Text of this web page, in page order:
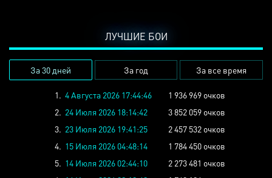
ЛУЧШИЕ БОИ
За 30 дней За год За все время
1. 4 Августа 2026 17:44:46
1 936 969 очков
2. 24 Июля 2026 18:14:42
3 852 059 очков
3. 23 Июля 2026 19:41:25
2 457 532 очков
4. 15 Июля 2026 04:48:14
1 784 450 очков
5. 14 Июля 2026 02:44:10
2 273 481 очков